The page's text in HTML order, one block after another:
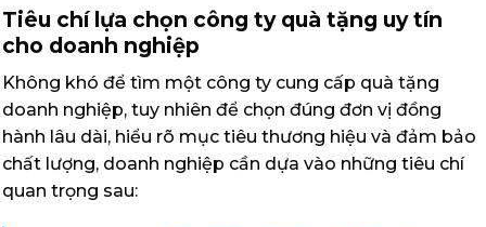
Tiêu chí lựa chọn công ty quà tặng uy tín
cho doanh nghiệp
Không khó để tìm một công ty cung cấp quà tặng
doanh nghiệp, tuy nhiên để chọn đúng đơn vị đồng
hành lâu dài, hiểu rõ mục tiêu thương hiệu và đảm bảo
chất lượng, doanh nghiệp cần dựa vào những tiêu chí
quan trọng sau: